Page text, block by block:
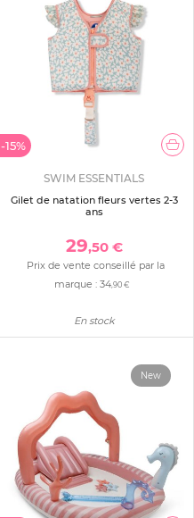
-15%
SWIM ESSENTIALS
Gilet de natation fleurs vertes 2-3
ans
29,50 €
Prix de vente conseillé par la
marque :34 ,90 €
En stock
New